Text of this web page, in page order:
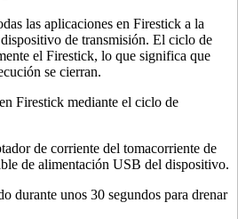
las aplicaciones en Firestick a la
de transmisión. El ciclo de
el Firestick, lo que significa que
se cierran.
Firestick mediante el ciclo de
de corriente del tomacorriente de
de alimentación USB del dispositivo.
durante unos 30 segundos para drenar